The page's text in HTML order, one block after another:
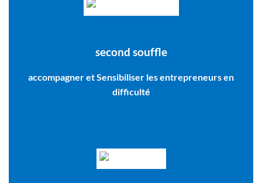
second souffle
accompagner et Sensibiliser les entrepreneurs en
difficulté